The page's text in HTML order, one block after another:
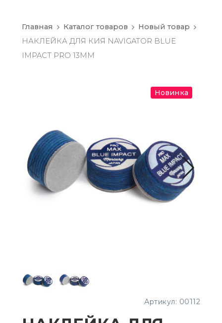
Главная Каталог товаров
Новый товар
НАКЛЕЙКА ДЛЯ КИЯ NAVIGATOR BLUE
IMPACT PRO 13ММ
Новинка
Артикул: 00112